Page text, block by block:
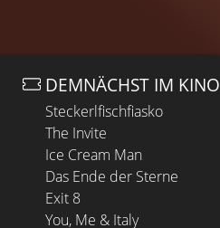
DEMNÄCHST IM KINO
Steckerlfischfiasko
The Invite
Ice Cream Man
Das Ende der Sterne
Exit 8
You, Me & Italy